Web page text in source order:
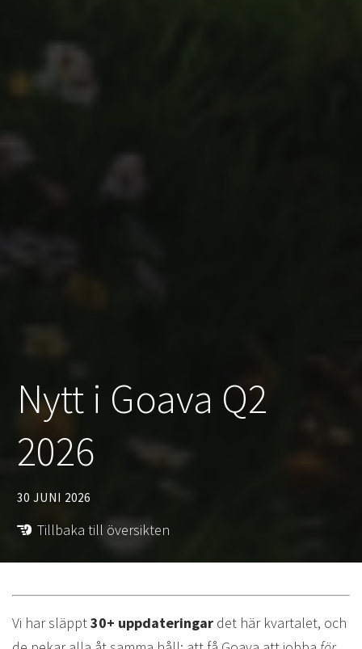
Nytt i Goava Q2
2026
30 JUNI 2026
Tillbaka till översikten
Vi har släppt30+ uppdateringar det här kvartalet, och